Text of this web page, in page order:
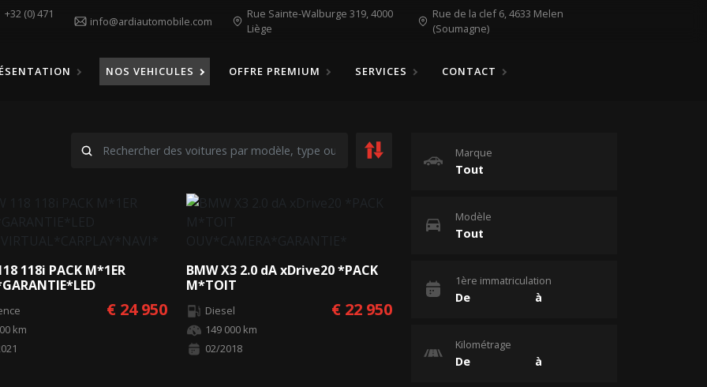
+32 (0) 471
info@ardiautomobile.com
Rue Sainte-Walburge 319, 4000
Liège
Rue de la clef 6, 4633 Melen
(Soumagne)
NOS VEHICULES OFFRE PREMIUM SERVICES CONTACT
118i PACK M*1ER
km
€ 24 950
BMW X3 2.0 dA xDrive20 *PACK
M*TOIT
OUV*CAMERA*GARANTIE*
Diesel
149 000 km
02/2018
€ 22 950
Marque
Modèle
1ère immatriculation
Kilométrage